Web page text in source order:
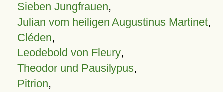
Sieben Jungfrauen,
Julian vom heiligen Augustinus Martinet,
Cléden,
Leodebold von Fleury,
Theodor und Pausilypus,
Pitrion,